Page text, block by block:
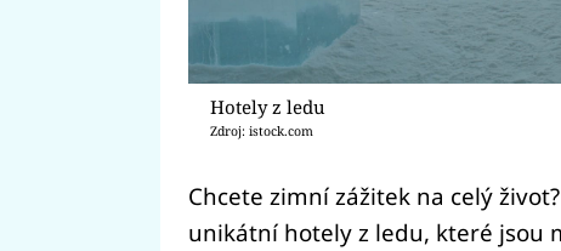
Hotely z ledu
Zdroj: istock.com
Chcete zimní zážitek na celý
unikátní hotely z ledu, které jsou